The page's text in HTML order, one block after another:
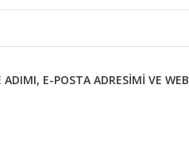
E-POSTA ADRESIMI VE WEB